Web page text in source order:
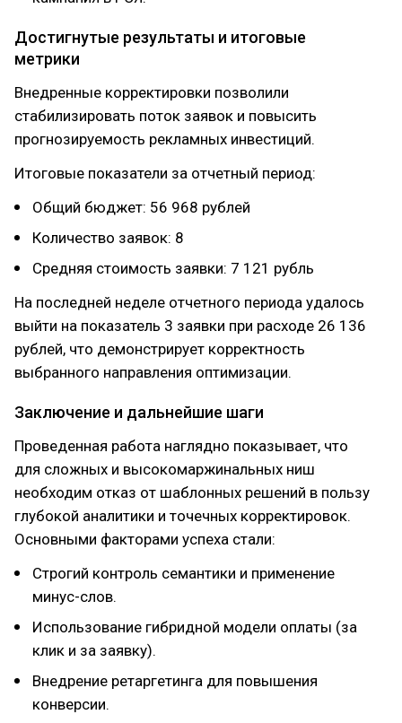
Достигнутые результаты и итоговые
метрики
Внедренные корректировки позволили
стабилизировать поток заявок и повысить
прогнозируемость рекламных инвестиций.
Итоговые показатели за отчетный период:
Общий бюджет: 56 968 рублей
Количество заявок: 8
Средняя стоимость заявки: 7 121 рубль
На последней неделе отчетного периода удалось
выйти на показатель 3 заявки при расходе 26 136
рублей, что демонстрирует корректность
выбранного направления оптимизации.
Заключение и дальнейшие шаги
Проведенная работа наглядно показывает, что
для сложных и высокомаржинальных ниш
необходим отказ от шаблонных решений в пользу
глубокой аналитики и точечных корректировок.
Основными факторами успеха стали:
Строгий контроль семантики и применение
минус-слов.
Использование гибридной модели оплаты (за
клик и за заявку).
Внедрение ретаргетинга для повышения
конверсии.